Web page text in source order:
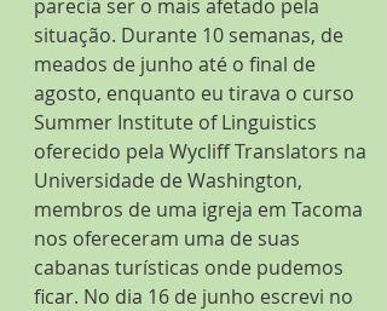
parecia ser o mais afetado pela
situação. Durante 10 semanas, de
meados de junho até o final de
agosto, enquanto eu tirava o curso
Summer Institute of Linguistics
oferecido pela Wycliff Translators na
Universidade de Washington,
membros de uma igreja em Tacoma
nos ofereceram uma de suas
cabanas turísticas onde pudemos
ficar. No dia 16 de junho escrevi no